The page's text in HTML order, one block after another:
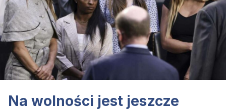
Na wolności jest jeszcze